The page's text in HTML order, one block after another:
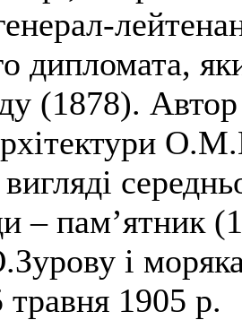
дипломата,
(1878).
– пам’ятник
і
1905 р.